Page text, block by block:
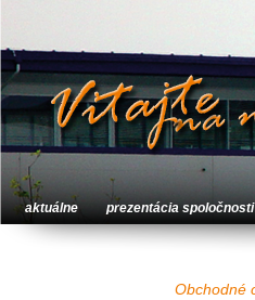
aktuálne prezentácia spoločnosti
Obchodné